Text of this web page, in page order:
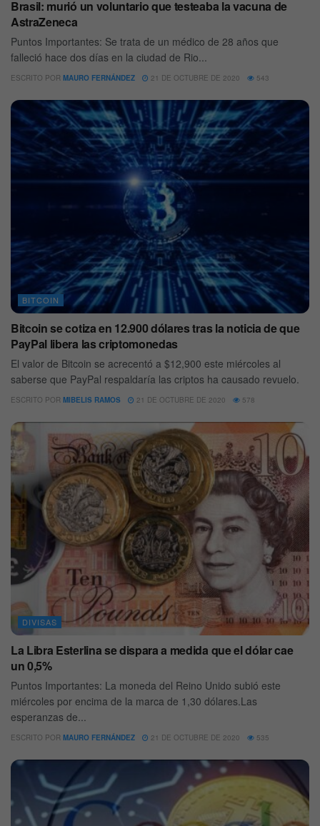
Brasil: murió un voluntario que testeaba la vacuna de
AstraZeneca
Puntos Importantes: Se trata de un médico de 28 años que
falleció hace dos días en la ciudad de Rio...
ESCRITO POR MAURO FERNÁNDEZ 21 DE OCTUBRE DE 2020 543
BITCOIN
Bitcoin se cotiza en 12.900 dólares tras la noticia de que
PayPal libera las criptomonedas
El valor de Bitcoin se acrecentó a $12,900 este miércoles al
saberse que PayPal respaldaría las criptos ha causado revuelo.
ESCRITO POR MIBELIS RAMOS 21 DE OCTUBRE DE 2020 578
DIVISAS
La Libra Esterlina se dispara a medida que el dólar cae
un 0,5%
Puntos Importantes: La moneda del Reino Unido subió este
miércoles por encima de la marca de 1,30 dólares.Las
esperanzas de...
ESCRITO POR MAURO FERNÁNDEZ 21 DE OCTUBRE DE 2020 535